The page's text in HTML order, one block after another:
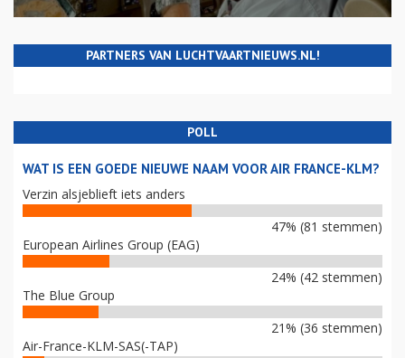
PARTNERS VAN LUCHTVAARTNIEUWS.NL!
POLL
WAT IS EEN GOEDE NIEUWE NAAM VOOR AIR FRANCE-KLM?
Verzin alsjeblieft iets anders
47% (81 stemmen)
European Airlines Group (EAG)
24% (42 stemmen)
The Blue Group
21% (36 stemmen)
Air-France-KLM-SAS(-TAP)